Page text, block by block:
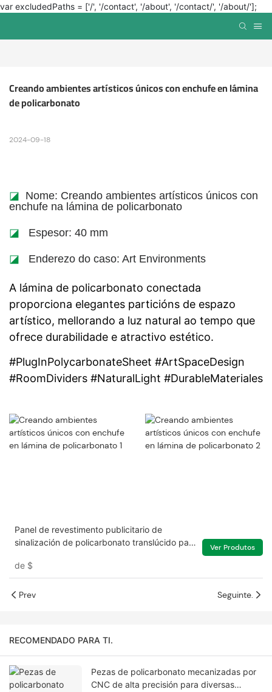
var excludedPaths = ['/', '/contact', '/about', '/contact/', '/about/'];
Creando ambientes artísticos únicos con enchufe en lámina
de policarbonato
2024-09-18
◪ Nome: Creando ambientes artísticos únicos con
enchufe na lámina de policarbonato
◪ Espesor: 40 mm
◪ Enderezo do caso: Art Environments
A lámina de policarbonato conectada
proporciona elegantes particións de espazo
artístico, mellorando a luz natural ao tempo que
ofrece durabilidade e atractivo estético.
#PlugInPolycarbonateSheet #ArtSpaceDesign
#RoomDividers #NaturalLight #DurableMateriales
Panel de revestimento publicitario de
sinalización de policarbonato translúcido para
de $
Ver Produtos
Prev Seguinte.
RECOMENDADO PARA TI.
Pezas de policarbonato mecanizadas por
CNC de alta precisión para diversas